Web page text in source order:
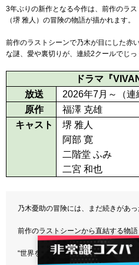
3年ぶりの新作となる今作は、前作のラ
（堺 雅人）の冒険の物語が描かれます。
前作のラストシーンで乃木が目にした赤
な謎、愛や裏切りが、連続2クールでじっ
ドラマ『
放送
2026年7月～（連
原作
福澤 克雄
キャスト
堺 雅人
阿部 寛
二階堂 ふみ
二宮 和也
乃木憂助の冒険には、まだ続きがあっ
前作のラストシーンから直結する物語
“世界を巻き込む大きな渦”が遂に、